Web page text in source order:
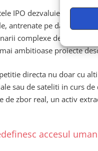
IPO dezvaluie ca
antrenate pe date
complexe de misiune
ambitioase proiecte
directa nu doar cu
sau de sateliti in curs
de zbor real, un activ
accesul